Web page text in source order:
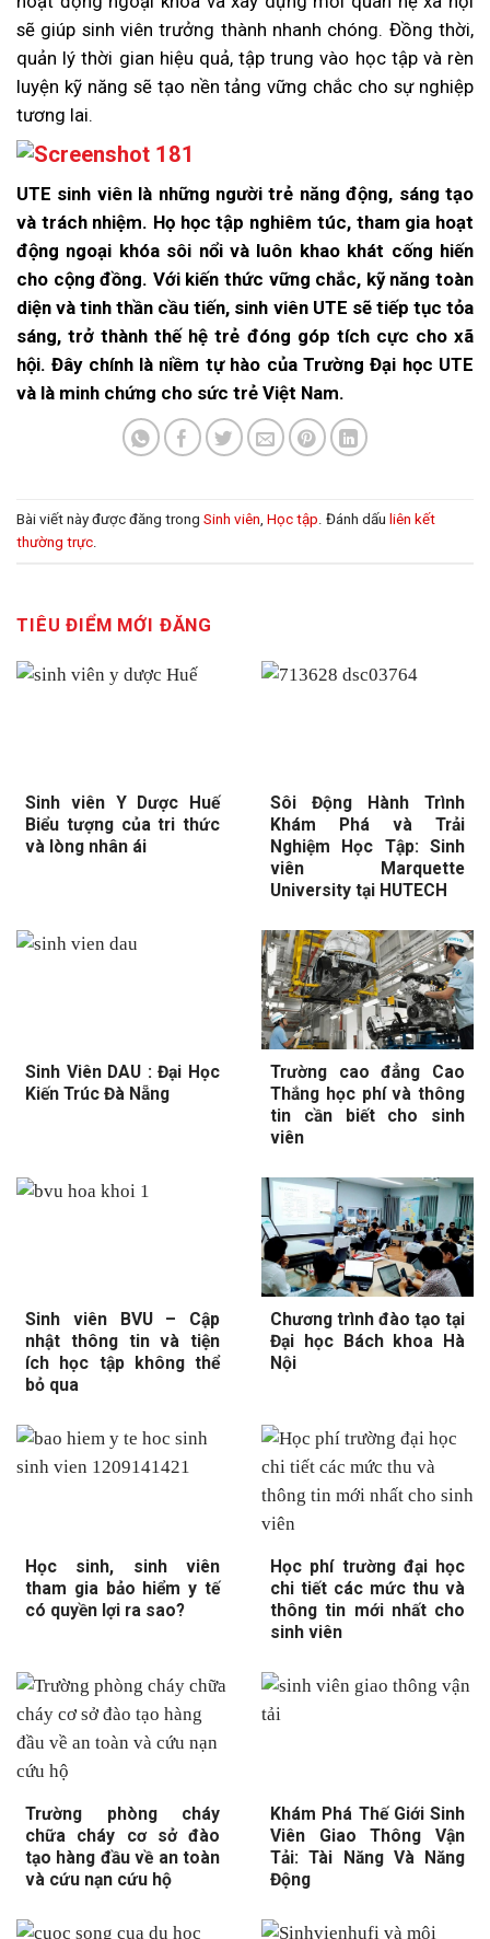
sẽ giúp sinh viên trưởng thành nhanh chóng. Đồng thời,
quản lý thời gian hiệu quả, tập trung vào học tập và rèn
luyện kỹ năng sẽ tạo nền tảng vững chắc cho sự nghiệp
tương lai.
UTE sinh viên là những người trẻ năng động, sáng tạo
và trách nhiệm. Họ học tập nghiêm túc, tham gia hoạt
động ngoại khóa sôi nổi và luôn khao khát cống hiến
cho cộng đồng. Với kiến thức vững chắc, kỹ năng toàn
diện và tinh thần cầu tiến, sinh viên UTE sẽ tiếp tục tỏa
sáng, trở thành thế hệ trẻ đóng góp tích cực cho xã
hội. Đây chính là niềm tự hào của Trường Đại học UTE
và là minh chứng cho sức trẻ Việt Nam.
Bài viết này được đăng trong Sinh viên Học tập . Đánh dấu liên kết
thường trực
TIÊU ĐIỂM MỚI ĐĂNG
Sinh viên Y Dược Huế
Biểu tượng của tri thức
và lòng nhân ái
Sôi Động Hành Trình
Khám Phá và Trải
Nghiệm Học Tập: Sinh
viên Marquette
University tại HUTECH
Sinh Viên DAU : Đại Học
Kiến Trúc Đà Nẵng
Trường cao đẳng Cao
Thắng học phí và thông
tin cần biết cho sinh
viên
Sinh viên BVU – Cập
nhật thông tin và tiện
ích học tập không thể
bỏ qua
Chương trình đào tạo tại
Đại học Bách khoa Hà
Nội
Học sinh, sinh viên
tham gia bảo hiểm y tế
có quyền lợi ra sao?
Học phí trường đại học
chi tiết các mức thu và
thông tin mới nhất cho
sinh viên
Trường phòng cháy
chữa cháy cơ sở đào
tạo hàng đầu về an toàn
và cứu nạn cứu hộ
Khám Phá Thế Giới Sinh
Viên Giao Thông Vận
Tải: Tài Năng Và Năng
Động